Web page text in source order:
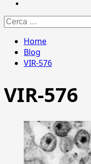
Ricerca
per:
Home
Blog
VIR-576
VIR-576